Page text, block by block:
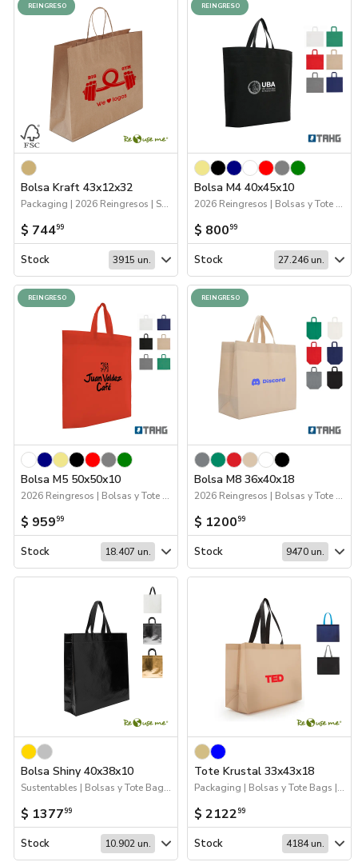
REINGRESO
Bolsa Kraft 43x12x32
Packaging | 2026 Reingresos | Sustentables | Bolsas y Tote Bags
$ 74499
Stock 3915 un.
REINGRESO
Bolsa M4 40x45x10
2026 Reingresos | Bolsas y Tote Bags
$ 80099
Stock 27.246 un.
REINGRESO
Bolsa M5 50x50x10
2026 Reingresos | Bolsas y Tote Bags
$ 95999
Stock 18.407 un.
REINGRESO
Bolsa M8 36x40x18
2026 Reingresos | Bolsas y Tote Bags
$ 120099
Stock 9470 un.
Bolsa Shiny 40x38x10
Sustentables | Bolsas y Tote Bags | Packaging
$ 137799
Stock 10.902 un.
Tote Krustal 33x43x18
Packaging | Bolsas y Tote Bags | Sustentables
$ 212299
Stock 4184 un.